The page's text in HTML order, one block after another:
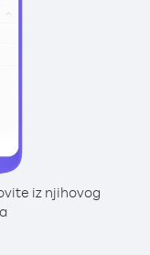
iz njihovog